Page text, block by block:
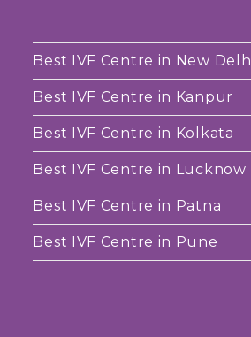
Best IVF Centre in New
Best IVF Centre in Kanpur
Best IVF Centre in Kolkata
Best IVF Centre in Lucknow
Best IVF Centre in Patna
Best IVF Centre in Pune